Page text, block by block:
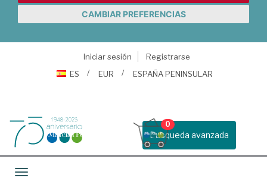
CAMBIAR PREFERENCIAS
Iniciar sesión
Registrarse
ES
EUR ESPAÑA PENINSULAR
Busqueda avanzada
0
Toggle navigation